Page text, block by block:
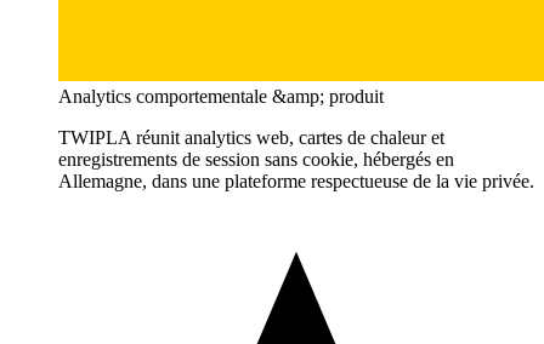
Analytics comportementale &amp; produit
TWIPLA réunit analytics web, cartes de chaleur et
enregistrements de session sans cookie, hébergés en
Allemagne, dans une plateforme respectueuse de la vie privée.